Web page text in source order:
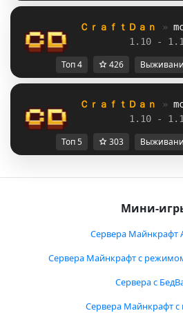
ＣｒａｆｔＤａｎ »
1.10
Топ 4 426
ＣｒａｆｔＤａｎ »
1.10
Топ 5 303
Мини-
Сервера Майнкрафт
Сервера Майнкрафт с
Сервера с
Сервера Майнкрафт с